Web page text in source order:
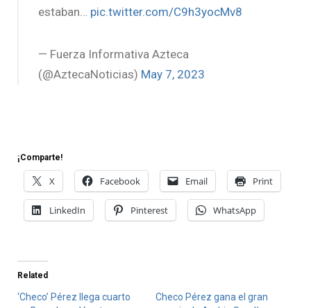
estaban… pic.twitter.com/C9h3yocMv8
— Fuerza Informativa Azteca
(@AztecaNoticias) May 7, 2023
¡Comparte!
X Facebook Email Print
LinkedIn Pinterest WhatsApp
Related
‘Checo’ Pérez llega cuarto
Checo Pérez gana el gran